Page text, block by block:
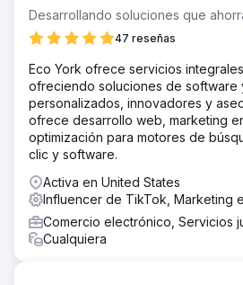
Desarrollando soluciones que
47 reseñas
Eco York ofrece servicios
ofreciendo soluciones de software
personalizados, innovadores y
ofrece desarrollo web, marketing
optimización para motores de
clic y software.
Activa en United States
Influencer de TikTok, Marketing
Comercio electrónico, Servicios
Cualquiera